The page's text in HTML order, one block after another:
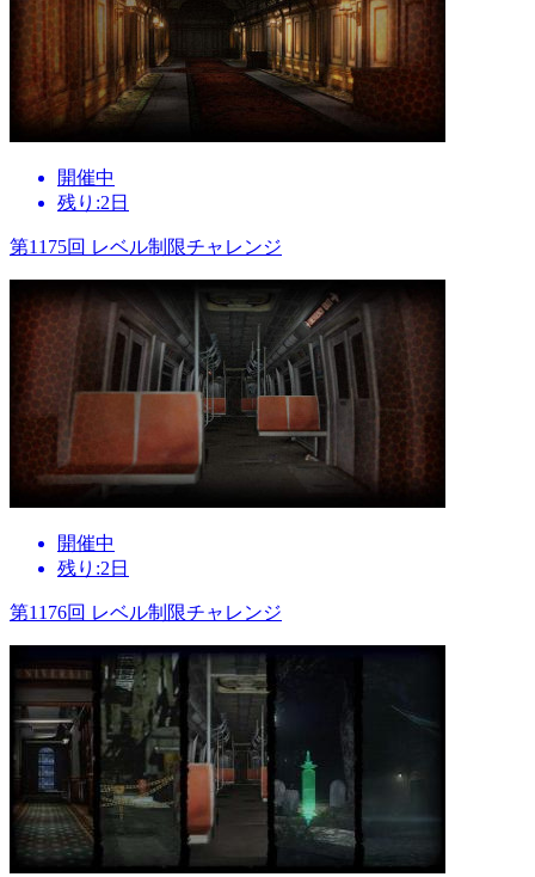
開催中
残り:2日
第1175回 レベル制限チャレンジ
開催中
残り:2日
第1176回 レベル制限チャレンジ